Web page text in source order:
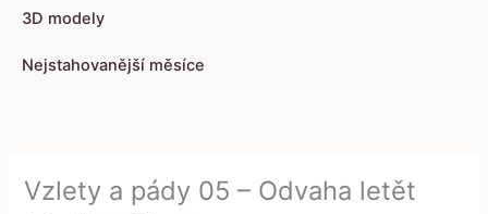
3D modely
Nejstahovanější měsíce
Vzlety a pády 05 – Odvaha letět